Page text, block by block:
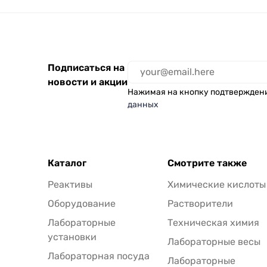
Подписаться на
новости и акции
Нажимая на кнопку
данных
Каталог
Реактивы
Оборудование
Лабораторные
установки
Лабораторная посуда
Смотрите также
Химические кислоты
Растворители
Техническая химия
Лабораторные весы
Лабораторные